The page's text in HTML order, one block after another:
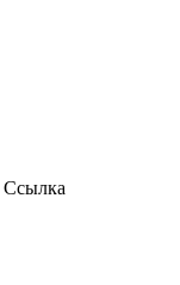
Ссылка